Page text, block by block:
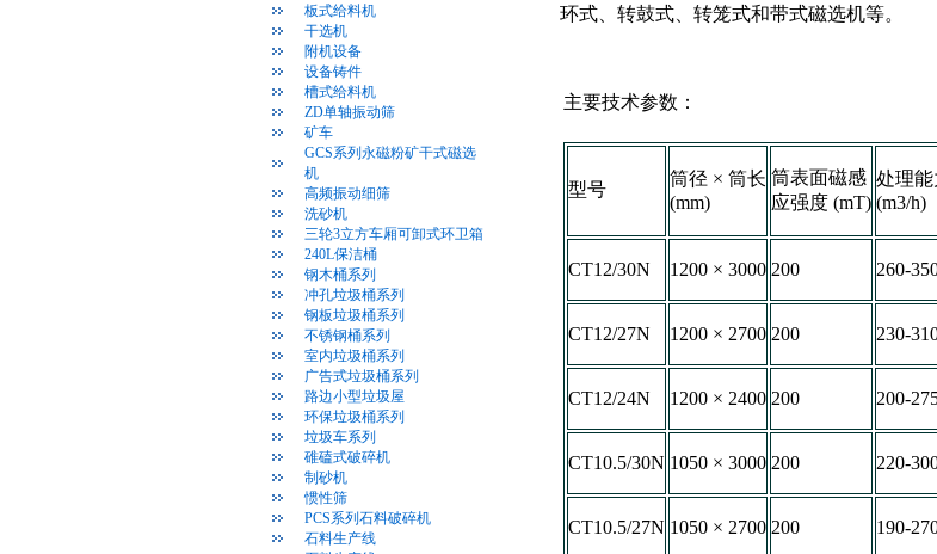
板式给料机
干选机
附机设备
设备铸件
槽式给料机
ZD单轴振动筛
矿车
GCS系列永磁粉矿干式磁选
机
高频振动细筛
洗砂机
三轮3立方车厢可卸式环卫箱
240L保洁桶
钢木桶系列
冲孔垃圾桶系列
钢板垃圾桶系列
不锈钢桶系列
室内垃圾桶系列
广告式垃圾桶系列
路边小型垃圾屋
环保垃圾桶系列
垃圾车系列
碓磕式破碎机
制砂机
惯性筛
PCS系列石料破碎机
石料生产线
环式、转鼓式、转笼式和带式磁选机等。
主要技术参数：
型号
筒径 × 筒长
(mm)
筒表面磁感
应强度 (mT)
处理能
(m3/h)
CT12/30N 1200 × 3000 200 260-
CT12/27N 1200 × 2700 200 230-
CT12/24N 1200 × 2400 200 200-
CT10.5/30N 1050 × 3000 200 220-
CT10.5/27N 1050 × 2700 200 190-